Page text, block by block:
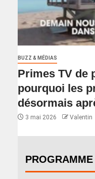
BUZZ & MÉDIAS
Primes TV de
pourquoi les
désormais
3 mai 2026 Valentin